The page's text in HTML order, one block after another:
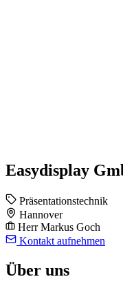
Easydisplay
Präsentationstechnik
Hannover
Herr Markus Goch
Kontakt aufnehmen
Über uns